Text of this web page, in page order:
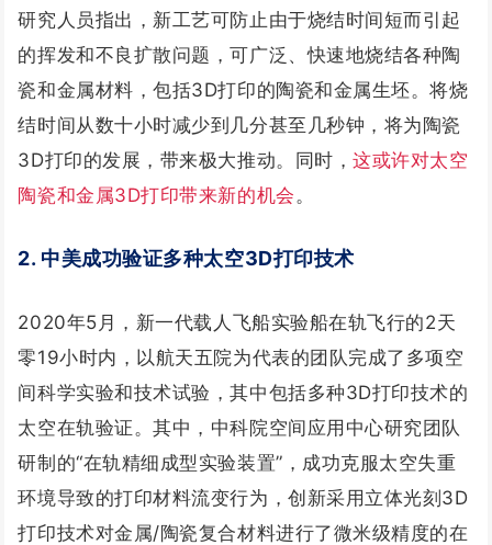
研究人员指出，新工艺可防止由于烧结时间短而引起
的挥发和不良扩散问题，可广泛、快速地烧结各种陶
瓷和金属材料，包括3D打印的陶瓷和金属生坯。将烧
结时间从数十小时减少到几分甚至几秒钟，将为陶瓷
3D打印的发展，带来极大推动。同时，这或许对太空
陶瓷和金属3D打印带来新的机会 。
2. 中美成功验证多种太空3D打印技术
2020年5月，新一代载人飞船实验船在轨飞行的2天
零19小时内，以航天五院为代表的团队完成了多项空
间科学实验和技术试验，其中包括多种3D打印技术的
太空在轨验证。其中，中科院空间应用中心研究团队
研制的“在轨精细成型实验装置”，成功克服太空失重
环境导致的打印材料流变行为，创新采用立体光刻3D
打印技术对金属/陶瓷复合材料进行了微米级精度的在